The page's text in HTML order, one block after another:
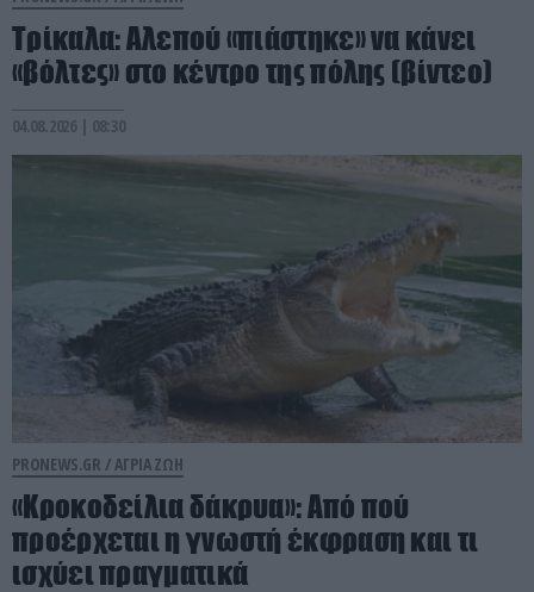
Τρίκαλα: Aλεπού «πιάστηκε» να κάνει
«βόλτες» στο κέντρο της πόλης (βίντεο)
04.08.2026 | 08:30
PRONEWS.GR / ΑΓΡΙΑ ΖΩΗ
«Κροκοδείλια δάκρυα»: Από πού
προέρχεται η γνωστή έκφραση και τι
ισχύει πραγματικά